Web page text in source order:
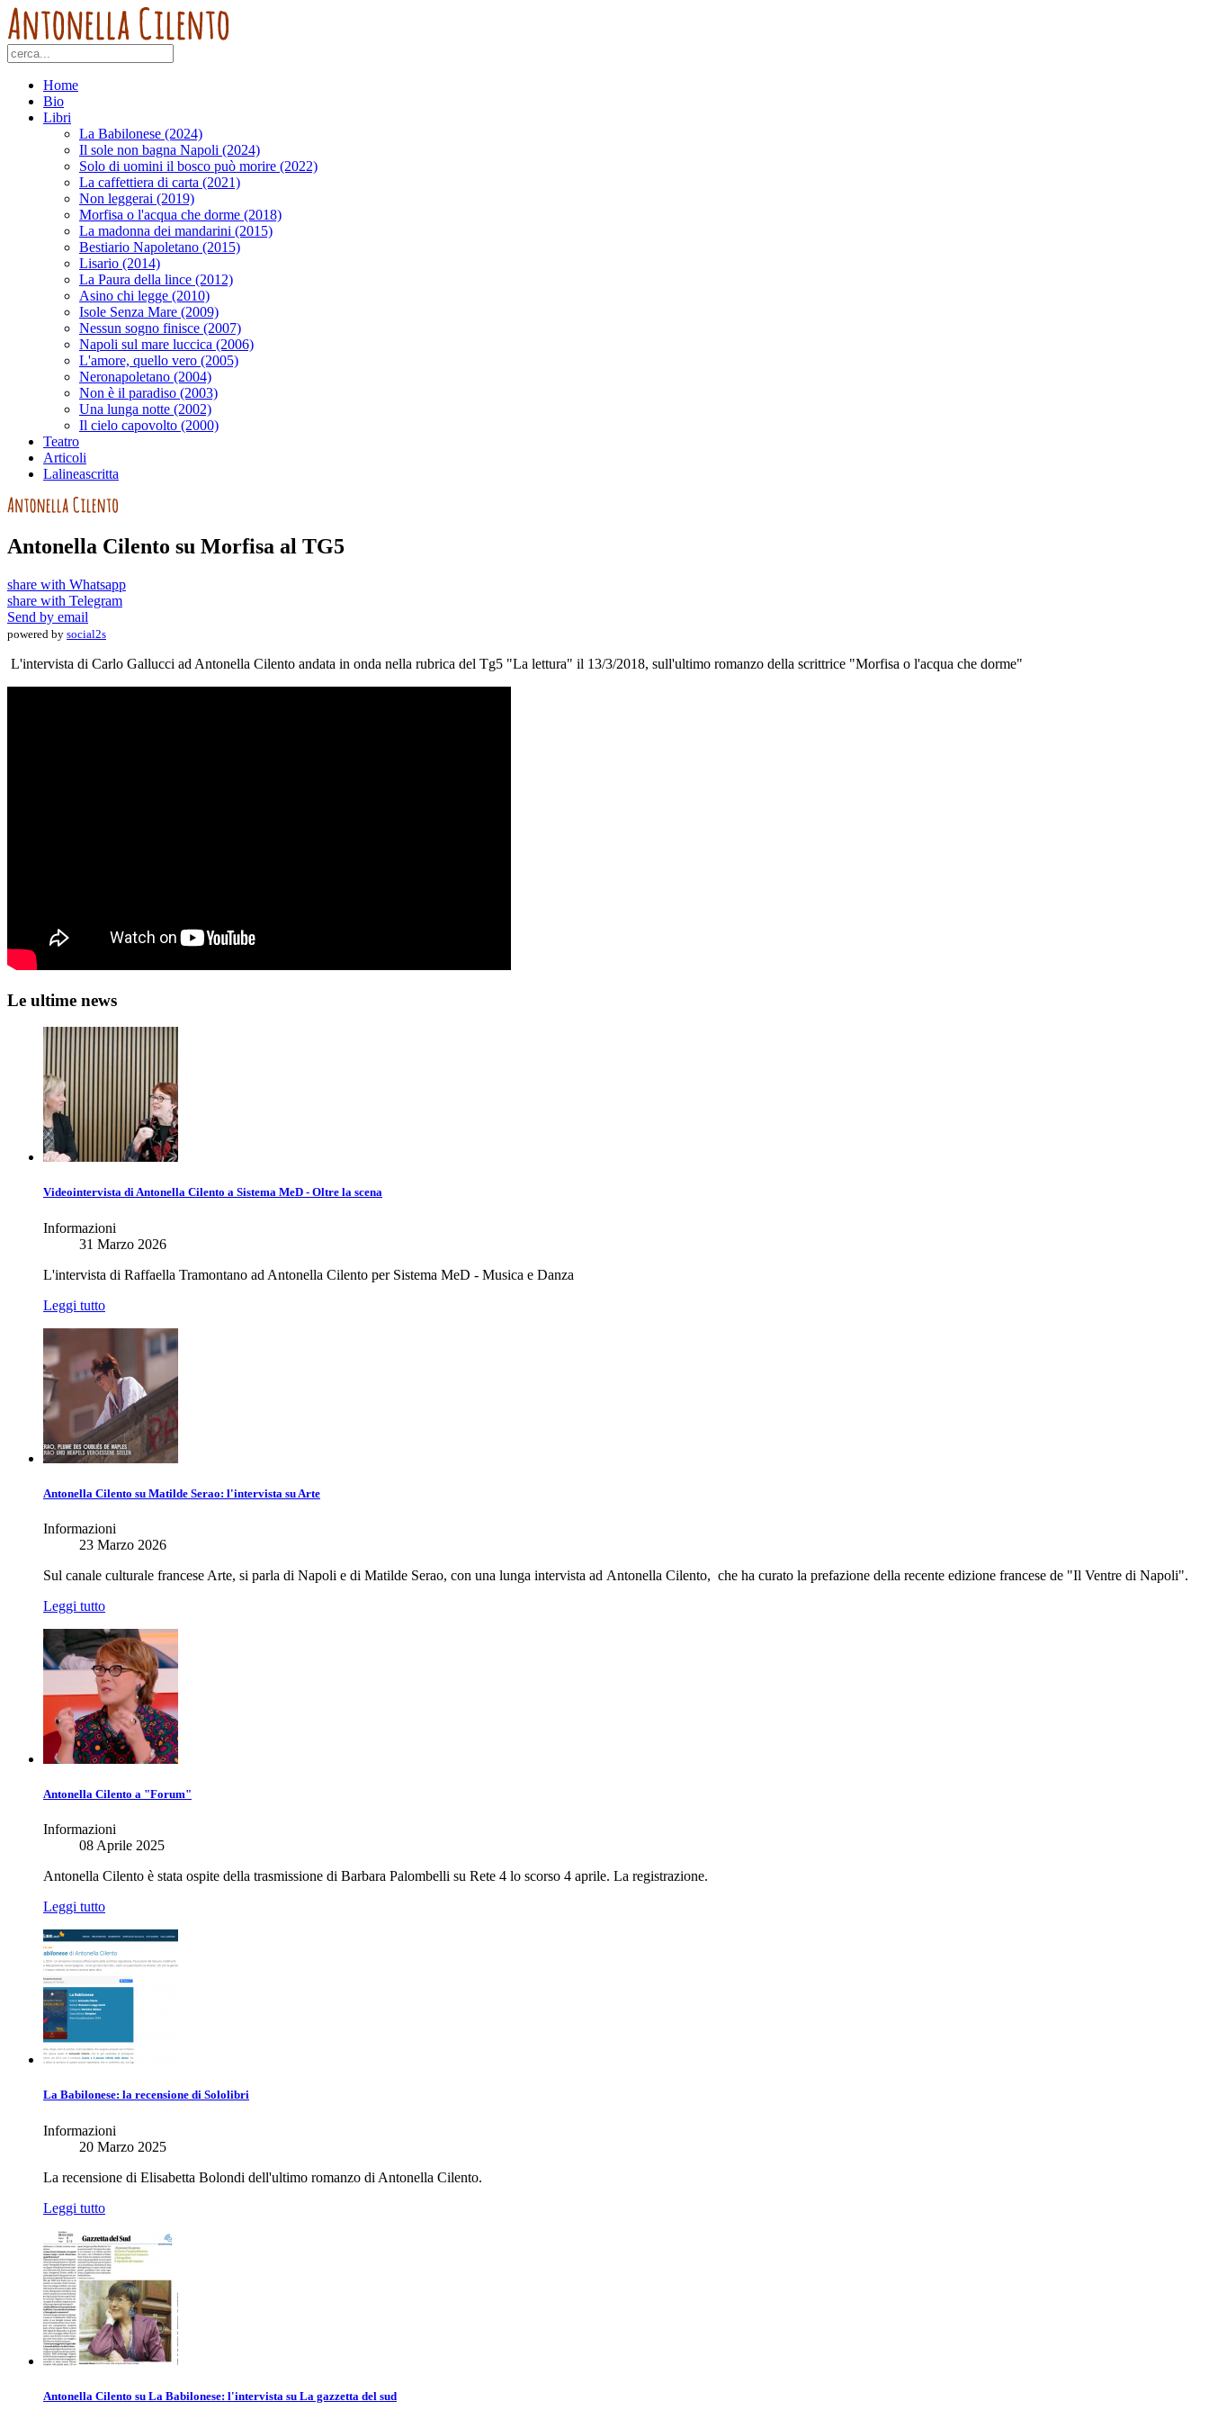
Home
Bio
Libri
La Babilonese (2024)
Il sole non bagna Napoli (2024)
Solo di uomini il bosco può morire (2022)
La caffettiera di carta (2021)
Non leggerai (2019)
Morfisa o l'acqua che dorme (2018)
La madonna dei mandarini (2015)
Bestiario Napoletano (2015)
Lisario (2014)
La Paura della lince (2012)
Asino chi legge (2010)
Isole Senza Mare (2009)
Nessun sogno finisce (2007)
Napoli sul mare luccica (2006)
L'amore, quello vero (2005)
Neronapoletano (2004)
Non è il paradiso (2003)
Una lunga notte (2002)
Il cielo capovolto (2000)
Teatro
Articoli
Lalineascritta
Antonella Cilento su Morfisa al TG5
share with Whatsapp
share with Telegram
Send by email
powered by social2s
L'intervista di Carlo Gallucci ad Antonella Cilento andata in onda nella rubrica del Tg5 "La lettura" il 13/3/2018, sull'ultimo romanzo della scrittrice "Morfisa o l'acqua che dorme"
Le ultime news
Videointervista di Antonella Cilento a Sistema MeD - Oltre la scena
Informazioni
31 Marzo 2026
L'intervista di Raffaella Tramontano ad Antonella Cilento per Sistema MeD - Musica e Danza
Leggi tutto
Antonella Cilento su Matilde Serao: l'intervista su Arte
Informazioni
23 Marzo 2026
Sul canale culturale francese Arte, si parla di Napoli e di Matilde Serao, con una lunga intervista ad Antonella Cilento, che ha curato la prefazione della recente edizione francese de "Il Ventre di Napoli".
Leggi tutto
Antonella Cilento a "Forum"
Informazioni
08 Aprile 2025
Antonella Cilento è stata ospite della trasmissione di Barbara Palombelli su Rete 4 lo scorso 4 aprile. La registrazione.
Leggi tutto
La Babilonese: la recensione di Sololibri
Informazioni
20 Marzo 2025
La recensione di Elisabetta Bolondi dell'ultimo romanzo di Antonella Cilento.
Leggi tutto
Antonella Cilento su La Babilonese: l'intervista su La gazzetta del sud